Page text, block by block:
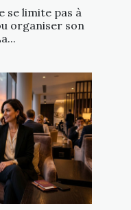
se limite pas à
organiser son